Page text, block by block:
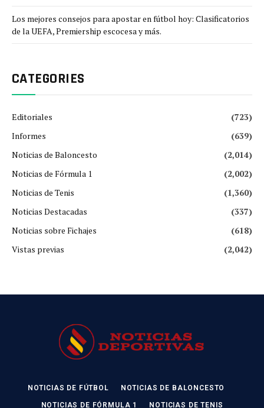
Los mejores consejos para apostar en fútbol hoy: Clasificatorios
de la UEFA, Premiership escocesa y más.
CATEGORIES
Editoriales
(723)
Informes
(639)
Noticias de Baloncesto
(2,014)
Noticias de Fórmula 1
(2,002)
Noticias de Tenis
(1,360)
Noticias Destacadas
(337)
Noticias sobre Fichajes
(618)
Vistas previas
(2,042)
NOTICIAS DE FÚTBOL NOTICIAS DE BALONCESTO
NOTICIAS DE FÓRMULA 1 NOTICIAS DE TENIS